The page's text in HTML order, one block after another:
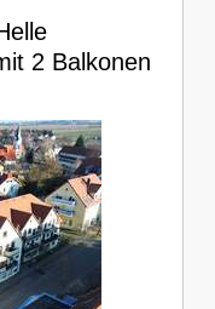
2 Balkonen